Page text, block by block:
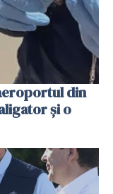
din
și o